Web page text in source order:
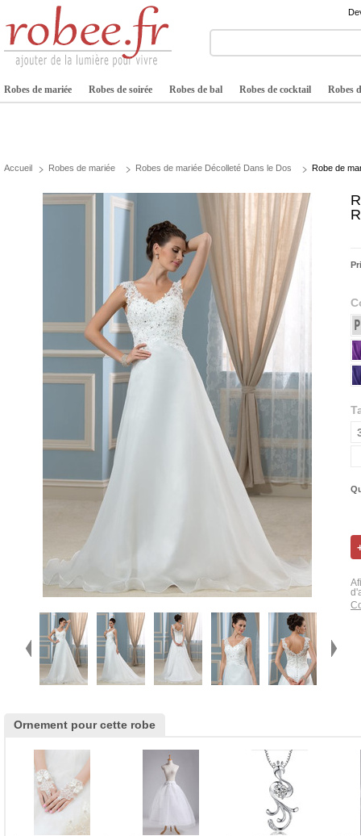
Robes de mariée Robes de soirée Robes de bal Robes de cocktail Robes
Accueil Robes de mariée Robes de mariée Décolleté Dans le Dos Robe de
Ornement pour cette robe